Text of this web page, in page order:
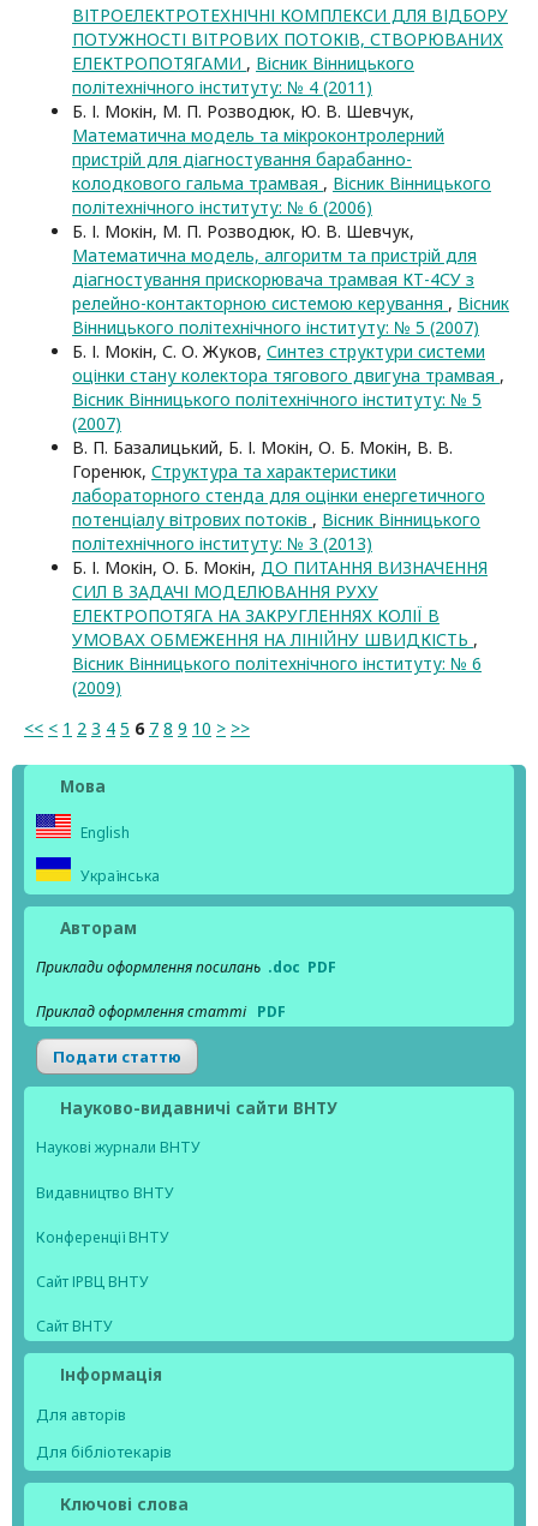
ВІТРОЕЛЕКТРОТЕХНІЧНІ КОМПЛЕКСИ ДЛЯ ВІДБОРУ
ПОТУЖНОСТІ ВІТРОВИХ ПОТОКІВ, СТВОРЮВАНИХ
ЕЛЕКТРОПОТЯГАМИ , Вісник Вінницького
політехнічного інституту: № 4 (2011)
Б. І. Мокін, М. П. Розводюк, Ю. В. Шевчук,
Математична модель та мікроконтролерний
пристрій для діагностування барабанно-
колодкового гальма трамвая , Вісник Вінницького
політехнічного інституту: № 6 (2006)
Б. І. Мокін, М. П. Розводюк, Ю. В. Шевчук,
Математична модель, алгоритм та пристрій для
діагностування прискорювача трамвая КТ-4СУ з
релейно-контакторною системою керування , Вісник
Вінницького політехнічного інституту: № 5 (2007)
Б. І. Мокін, С. О. Жуков, Синтез структури системи
оцінки стану колектора тягового двигуна трамвая ,
Вісник Вінницького політехнічного інституту: № 5
(2007)
В. П. Базалицький, Б. І. Мокін, О. Б. Мокін, В. В.
Горенюк, Структура та характеристики
лабораторного стенда для оцінки енергетичного
потенціалу вітрових потоків , Вісник Вінницького
політехнічного інституту: № 3 (2013)
Б. І. Мокін, О. Б. Мокін, ДО ПИТАННЯ ВИЗНАЧЕННЯ
СИЛ В ЗАДАЧІ МОДЕЛЮВАННЯ РУХУ
ЕЛЕКТРОПОТЯГА НА ЗАКРУГЛЕННЯХ КОЛІЇ В
УМОВАХ ОБМЕЖЕННЯ НА ЛІНІЙНУ ШВИДКІСТЬ ,
Вісник Вінницького політехнічного інституту: № 6
(2009)
<< < 1 2 3 4 5 6 7 8 9 10 > >>
Мова
English
Українська
Авторам
Приклади оформлення посилань .doc PDF
Приклад оформлення статті PDF
Подати статтю
Науково-видавничі сайти ВНТУ
Наукові журнали ВНТУ
Видавництво ВНТУ
Конференції ВНТУ
Сайт ІРВЦ ВНТУ
Сайт ВНТУ
Інформація
Для авторів
Для бібліотекарів
Ключові слова